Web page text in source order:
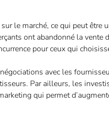
le marché, ce qui peut être
ont abandonné la vente
pour ceux qui
avec les
Par ailleurs, les
qui permet